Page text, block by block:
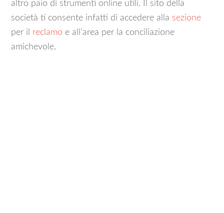
altro paio di strumenti online utili. Il sito della
società ti consente infatti di accedere alla sezione
per il reclamo e all’area per la conciliazione
amichevole.